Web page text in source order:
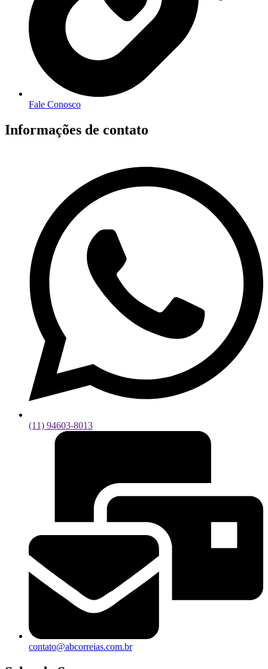
Fale Conosco
Informações de contato
(11) 94603-8013
contato@abcorreias.com.br